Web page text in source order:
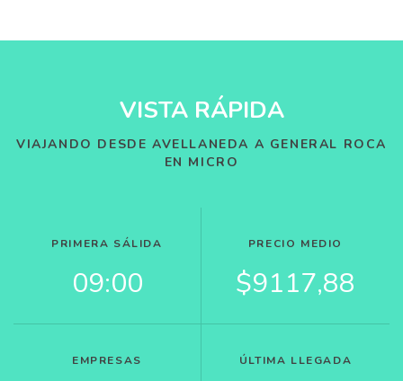
VISTA RÁPIDA
VIAJANDO DESDE AVELLANEDA A GENERAL ROCA
EN MICRO
PRIMERA SÁLIDA
09:00
PRECIO MEDIO
$9117,88
EMPRESAS ÚLTIMA LLEGADA